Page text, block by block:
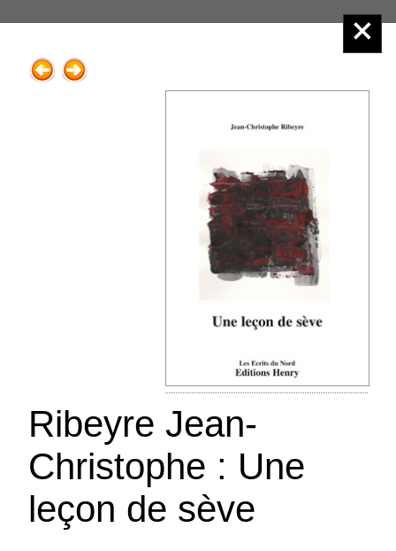
2.Poésie
Ribeyre Jean-
Christophe : Une
leçon de sève